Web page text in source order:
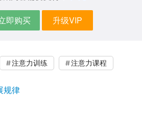
即购买 升级VIP
注意力训练 注意力课程
规律